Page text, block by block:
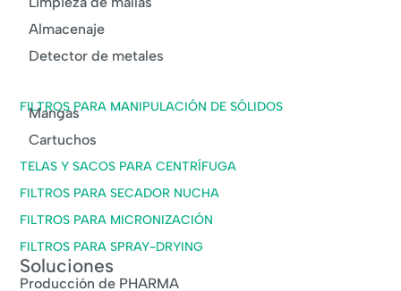
Almacenaje
Detector de metales
FILTROS PARA MANIPULACIÓN DE SÓLIDOS
Mangas
Cartuchos
TELAS Y SACOS PARA CENTRÍFUGA
FILTROS PARA SECADOR NUCHA
FILTROS PARA MICRONIZACIÓN
FILTROS PARA SPRAY-DRYING
Soluciones
Producción de PHARMA